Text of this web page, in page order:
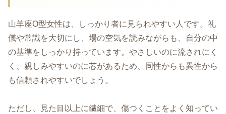
山羊座O型女性は、しっかり者に見られやすい人です。礼
儀や常識を大切にし、場の空気を読みながらも、自分の中
の基準をしっかり持っています。やさしいのに流されにく
く、親しみやすいのに芯があるため、同性からも異性から
も信頼されやすいでしょう。
ただし、見た目以上に繊細で、傷つくことをよく知ってい